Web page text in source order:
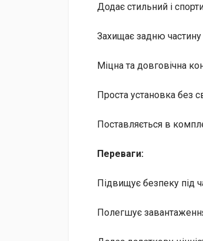
Додає стильний і
Захищає задню
Міцна та довговічна
Проста установка без
Поставляється в
Переваги:
Підвищує безпеку під
Полегшує